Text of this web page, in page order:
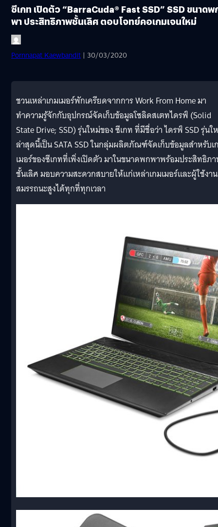
ซีเกท เปิดตัว “BarraCuda® Fast SSD” SSD ขนาดพ
พา ประสิทธิภาพชั้นเลิศ ตอบโจทย์คอเกมเจนใหม่
Pornnapat Kaewbandit | 30/03/2020
ชวนเหล่าเกมเมอร์พักเครียดจากการWork From Homeมา
ทำความรู้จักกับอุปกรณ์จัดเก็บข้อมูลโซลิดสเตทไดรฟ์ (Solid
State Drive; SSD)รุ่นใหม่ของ ซีเกท ที่มีชื่อว่าไดรฟ์SSDรุ่นใ
ล่าสุดนี้เป็นSATA SSDในกลุ่มผลิตภัณฑ์จัดเก็บข้อมูลสำหรับเ
เมอร์ของซีเกทที่เพิ่งเปิดตัว มาในขนาดพกพาพร้อมประสิทธิภ
ชั้นเลิศ มอบความสะดวกสบายให้แก่เหล่าเกมเมอร์และผู้ใช้งาน
สมรรถนะสูงได้ทุกที่ทุกเวลา